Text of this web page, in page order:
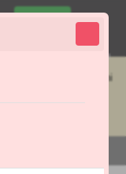
v kamennej predajni
min na základe
Menu